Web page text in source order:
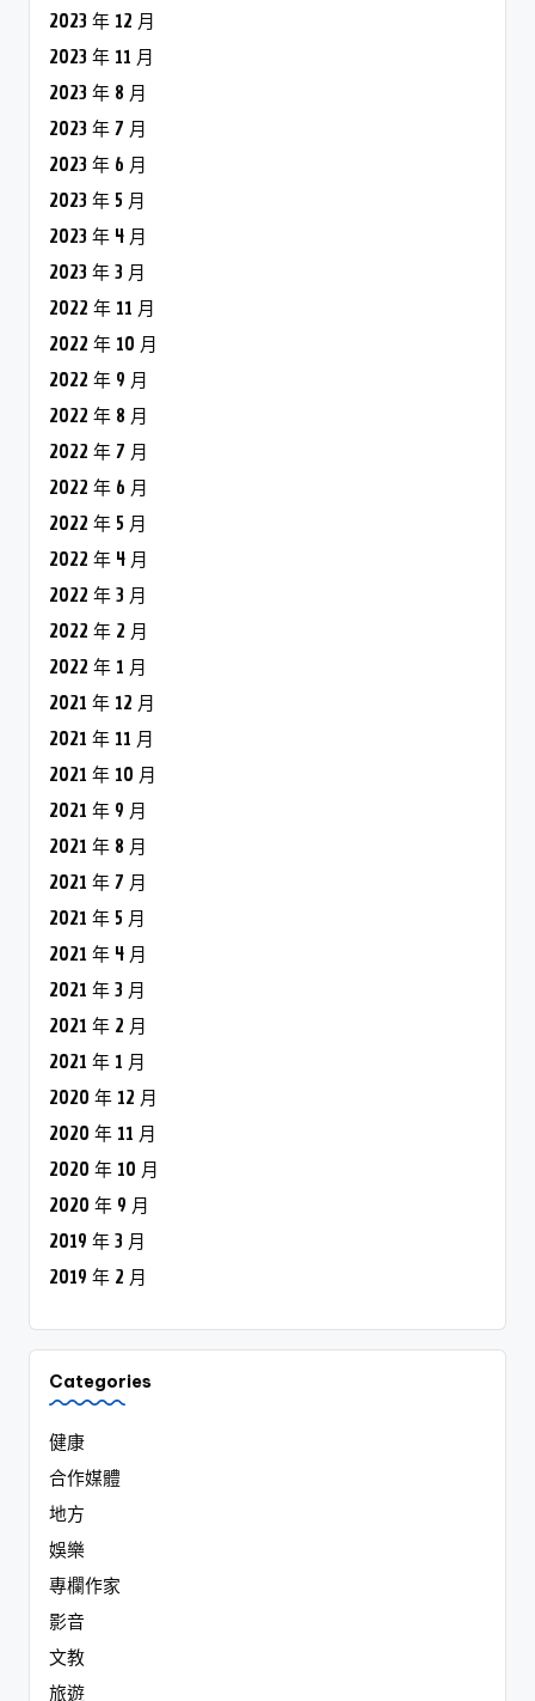
2023 年 12 月
2023 年 11 月
2023 年 8 月
2023 年 7 月
2023 年 6 月
2023 年 5 月
2023 年 4 月
2023 年 3 月
2022 年 11 月
2022 年 10 月
2022 年 9 月
2022 年 8 月
2022 年 7 月
2022 年 6 月
2022 年 5 月
2022 年 4 月
2022 年 3 月
2022 年 2 月
2022 年 1 月
2021 年 12 月
2021 年 11 月
2021 年 10 月
2021 年 9 月
2021 年 8 月
2021 年 7 月
2021 年 5 月
2021 年 4 月
2021 年 3 月
2021 年 2 月
2021 年 1 月
2020 年 12 月
2020 年 11 月
2020 年 10 月
2020 年 9 月
2019 年 3 月
2019 年 2 月
Categories
健康
合作媒體
地方
娛樂
專欄作家
影音
文教
旅遊